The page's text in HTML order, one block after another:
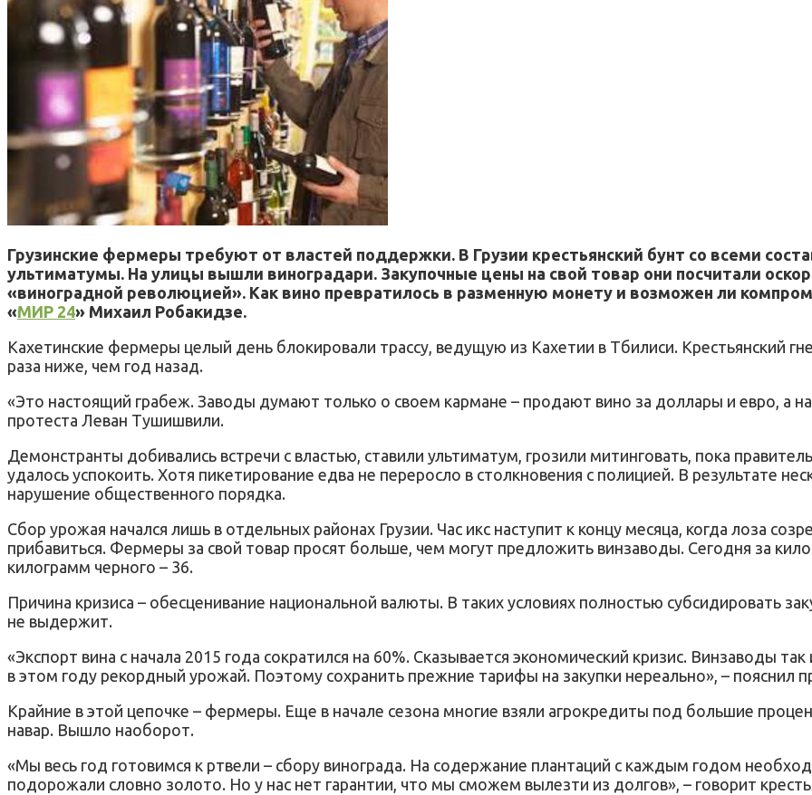
Грузинские фермеры требуют от властей поддержки. В Грузии крестьянский бунт со всеми
ультиматумы. На улицы вышли виноградари. Закупочные цены на свой товар они посчитали
«виноградной революцией». Как вино превратилось в разменную монету и возможен ли
«МИР 24» Михаил Робакидзе.
Кахетинские фермеры целый день блокировали трассу, ведущую из Кахетии в Тбилиси. Крестьянский
раза ниже, чем год назад.
«Это настоящий грабеж. Заводы думают только о своем кармане – продают вино за доллары и евро, а
протеста Леван Тушишвили.
Демонстранты добивались встречи с властью, ставили ультиматум, грозили митинговать, пока
удалось успокоить. Хотя пикетирование едва не переросло в столкновения с полицией. В результате
нарушение общественного порядка.
Сбор урожая начался лишь в отдельных районах Грузии. Час икс наступит к концу месяца, когда лоза
прибавиться. Фермеры за свой товар просят больше, чем могут предложить винзаводы. Сегодня за
килограмм черного – 36.
Причина кризиса – обесценивание национальной валюты. В таких условиях полностью субсидировать
не выдержит.
«Экспорт вина с начала 2015 года сократился на 60%. Сказывается экономический кризис. Винзаводы
в этом году рекордный урожай. Поэтому сохранить прежние тарифы на закупки нереально», – пояснил
Крайние в этой цепочке – фермеры. Еще в начале сезона многие взяли агрокредиты под большие
навар. Вышло наоборот.
«Мы весь год готовимся к ртвели – сбору винограда. На содержание плантаций с каждым годом
подорожали словно золото. Но у нас нет гарантии, что мы сможем вылезти из долгов», – говорит